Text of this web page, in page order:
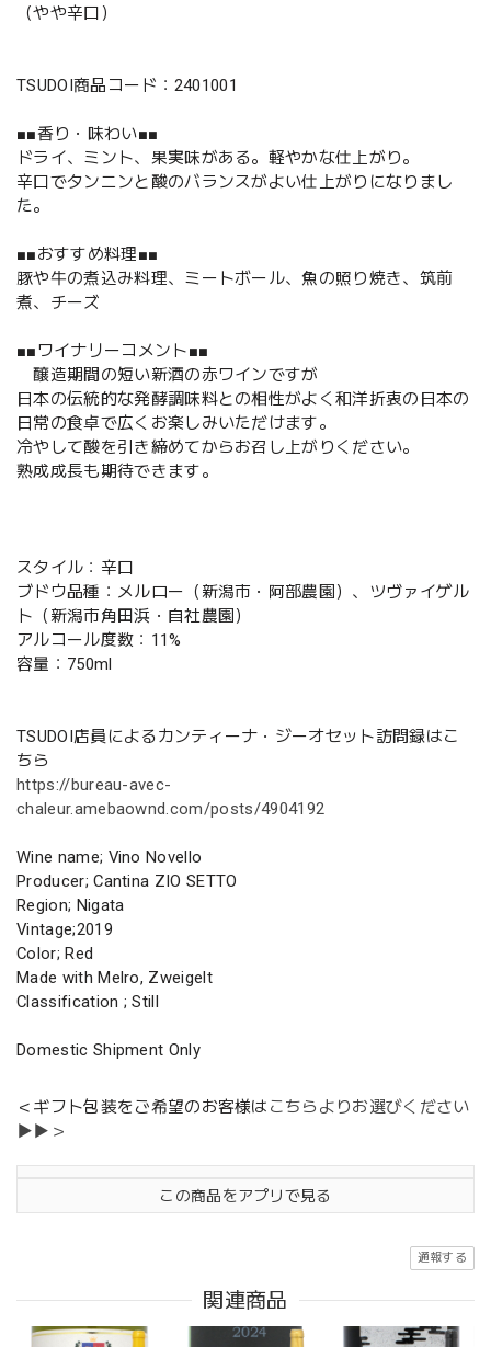
（やや辛口）
TSUDOI商品コード：2401001
■■香り・味わい■■
ドライ、ミント、果実味がある。軽やかな仕上がり。
辛口でタンニンと酸のバランスがよい仕上がりになりまし
た。
■■おすすめ料理■■
豚や牛の煮込み料理、ミートボール、魚の照り焼き、筑前
煮、チーズ
■■ワイナリーコメント■■
醸造期間の短い新酒の赤ワインですが
日本の伝統的な発酵調味料との相性がよく和洋折衷の日本の
日常の食卓で広くお楽しみいただけます。
冷やして酸を引き締めてからお召し上がりください。
熟成成長も期待できます。
スタイル：辛口
ブドウ品種：メルロー（新潟市・阿部農園）、ツヴァイゲル
ト（新潟市角田浜・自社農園）
アルコール度数：11%
容量：750ml
TSUDOI店員によるカンティーナ・ジーオセット訪問録はこ
ちら
https://bureau-avec-
chaleur.amebaownd.com/posts/4904192
Wine name; Vino Novello
Producer; Cantina ZIO SETTO
Region; Nigata
Vintage;2019
Color; Red
Made with Melro, Zweigelt
Classification ; Still
Domestic Shipment Only
＜ギフト包装をご希望のお客様は こちらよりお選びください
▶▶＞
この商品をアプリで見る
通報する
関連商品